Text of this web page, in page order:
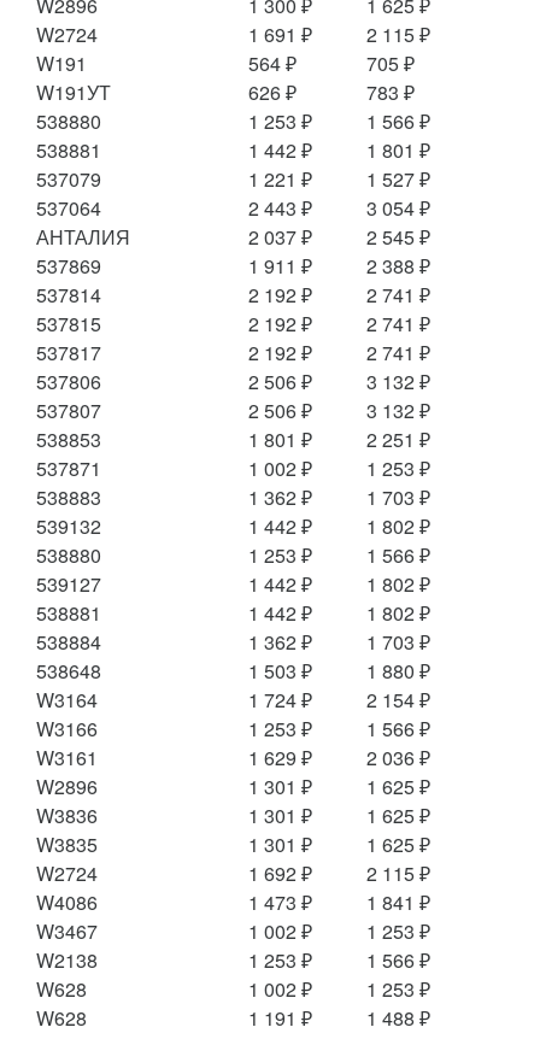
W2724
1 691 ₽
2 115 ₽
W191
564 ₽
705 ₽
W191УТ
626 ₽
783 ₽
538880
1 253 ₽
1 566 ₽
538881
1 442 ₽
1 801 ₽
537079
1 221 ₽
1 527 ₽
537064
2 443 ₽
3 054 ₽
АНТАЛИЯ
2 037 ₽
2 545 ₽
537869
1 911 ₽
2 388 ₽
537814
2 192 ₽
2 741 ₽
537815
2 192 ₽
2 741 ₽
537817
2 192 ₽
2 741 ₽
537806
2 506 ₽
3 132 ₽
537807
2 506 ₽
3 132 ₽
538853
1 801 ₽
2 251 ₽
537871
1 002 ₽
1 253 ₽
538883
1 362 ₽
1 703 ₽
539132
1 442 ₽
1 802 ₽
538880
1 253 ₽
1 566 ₽
539127
1 442 ₽
1 802 ₽
538881
1 442 ₽
1 802 ₽
538884
1 362 ₽
1 703 ₽
538648
1 503 ₽
1 880 ₽
W3164
1 724 ₽
2 154 ₽
W3166
1 253 ₽
1 566 ₽
W3161
1 629 ₽
2 036 ₽
W2896
1 301 ₽
1 625 ₽
W3836
1 301 ₽
1 625 ₽
W3835
1 301 ₽
1 625 ₽
W2724
1 692 ₽
2 115 ₽
W4086
1 473 ₽
1 841 ₽
W3467
1 002 ₽
1 253 ₽
W2138
1 253 ₽
1 566 ₽
W628
1 002 ₽
1 253 ₽
W628
1 191 ₽
1 488 ₽